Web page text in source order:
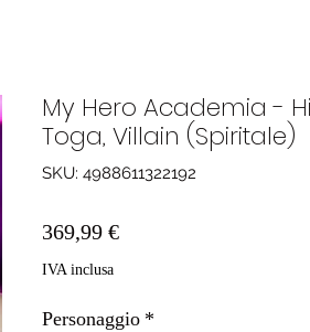
My Hero Academia -
Toga, Villain (Spiritale)
SKU: 4988611322192
369,99 €Prezzo
IVA inclusa
Personaggio *